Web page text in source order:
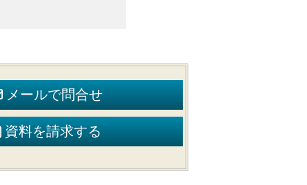
メールで問合せ
資料を請求する